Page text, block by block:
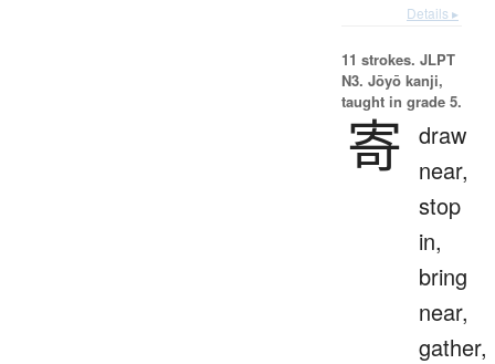
Details ▸
11 strokes. JLPT
N3. Jōyō kanji,
taught in grade 5.
寄 draw
near,
stop
in,
bring
near,
gather,